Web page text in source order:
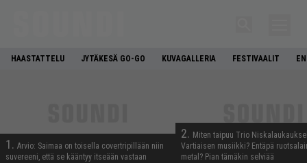
HAASTATTELU JYTÄKESÄ GO-GO KUVAGALLERIA FESTIVAALIT
1. Arvio: Saimaa on toisella covertripillään niin
suvereeni, että se kääntyy itseään vastaan
2. Miten taipuu Trio
Vartiaisen musiikki? Entäpä
metal? Pian tämäkin selviää